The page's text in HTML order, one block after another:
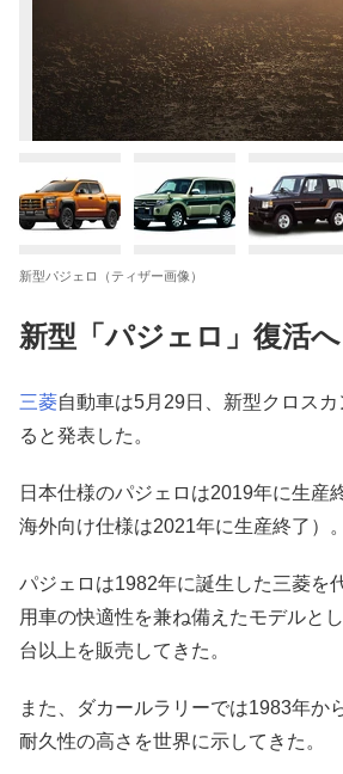
新型パジェロ（ティザー画像）
新型「パジェロ」復活
三菱自動車は5月29日、新型クロス
ると発表した。
日本仕様のパジェロは2019年に生
海外向け仕様は2021年に生産終了）
パジェロは1982年に誕生した三菱を
用車の快適性を兼ね備えたモデルと
台以上を販売してきた。
また、ダカールラリーでは1983年か
耐久性の高さを世界に示してきた。